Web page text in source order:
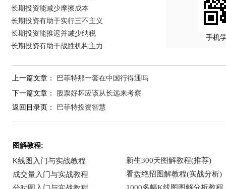
长期投资能减少摩擦成本
长期投资有助于实行三不主义
长期投资能推迟并减少纳税
长期投资有助于战胜机构主力
手机
上一篇文章：
巴菲特那一套在中国行得通吗
下一篇文章： 股票好坏应该从长远来考察
返回目录页：
巴菲特投资智慧
图解教程: